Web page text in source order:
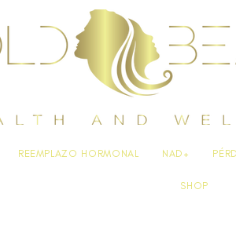
REEMPLAZO HORMONAL NAD+
SHOP